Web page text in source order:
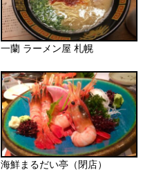
一蘭 ラーメン屋 札幌
海鮮まるだい亭（閉店）